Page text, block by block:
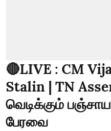
🔴LIVE : CM
Stalin | TN
வெடிக்கும்
பேரவை